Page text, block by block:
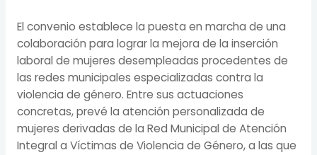
El convenio establece la puesta en marcha de una
colaboración para lograr la mejora de la inserción
laboral de mujeres desempleadas procedentes de
las redes municipales especializadas contra la
violencia de género. Entre sus actuaciones
concretas, prevé la atención personalizada de
mujeres derivadas de la Red Municipal de Atención
Integral a Víctimas de Violencia de Género, a las que